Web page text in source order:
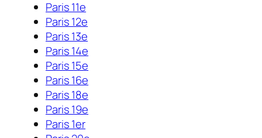
Paris 11e
Paris 12e
Paris 13e
Paris 14e
Paris 15e
Paris 16e
Paris 18e
Paris 19e
Paris 1er